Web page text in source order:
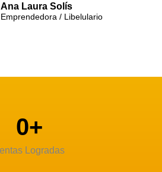
Ana Laura Solís
Emprendedora / Libelulario
Logradas
0+